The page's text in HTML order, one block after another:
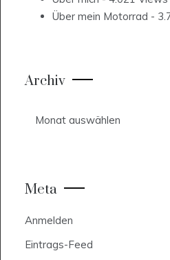
Über mein Motorrad -
Archiv
Meta
Anmelden
Eintrags-Feed